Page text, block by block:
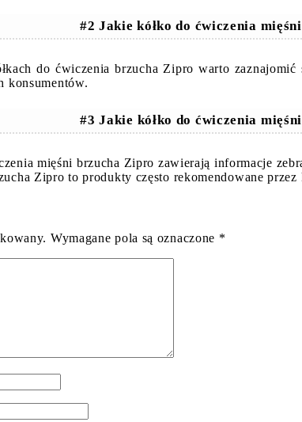
#2 Jakie kółko do ćwiczenia
do ćwiczenia brzucha Zipro warto
konsumentów.
#3 Jakie kółko do ćwiczenia
mięśni brzucha Zipro zawierają informacje
Zipro to produkty często rekomendowane przez
Wymagane pola są oznaczone *